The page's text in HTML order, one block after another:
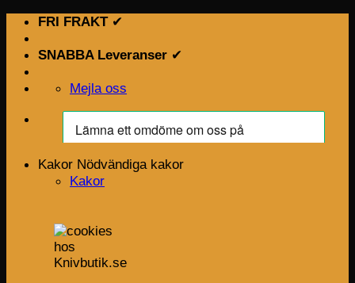
Skip
content
FRI FRAKT✔
SNABBA Leveranser ✔
Mejla oss
Kakor Nödvändiga kakor
Kakor